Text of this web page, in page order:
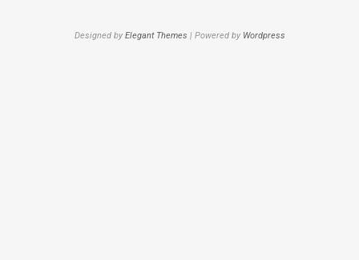
Designed by Elegant Themes | Powered by Wordpress